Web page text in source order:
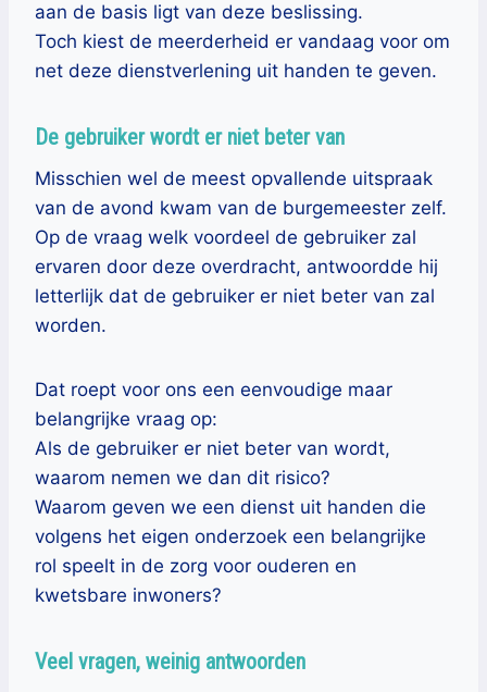
aan de basis ligt van deze beslissing.
Toch kiest de meerderheid er vandaag voor om
net deze dienstverlening uit handen te geven.
De gebruiker wordt er niet beter van
Misschien wel de meest opvallende uitspraak
van de avond kwam van de burgemeester zelf.
Op de vraag welk voordeel de gebruiker zal
ervaren door deze overdracht, antwoordde hij
letterlijk dat de gebruiker er niet beter van zal
worden.
Dat roept voor ons een eenvoudige maar
belangrijke vraag op:
Als de gebruiker er niet beter van wordt,
waarom nemen we dan dit risico?
Waarom geven we een dienst uit handen die
volgens het eigen onderzoek een belangrijke
rol speelt in de zorg voor ouderen en
kwetsbare inwoners?
Veel vragen, weinig antwoorden